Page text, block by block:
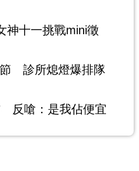
神十一挑戰mini徵
診所熄燈爆排隊
反嗆：是我佔便宜